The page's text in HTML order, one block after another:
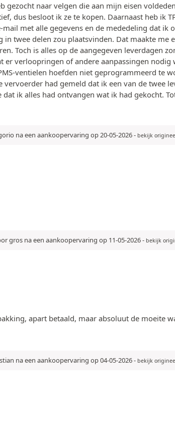
naar velgen die aan mijn eisen
dus besloot ik ze te kopen. Daarnaast heb ik
met alle gegevens en de mededeling dat ik
twee delen zou plaatsvinden. Dat maakte me
Toch is alles op de aangegeven leverdagen
verloopringen of andere aanpassingen nodig
ventielen hoefden niet geprogrammeerd te
had gemeld dat ik een van de twee
ik alles had ontvangen wat ik had gekocht.
na een aankoopervaring op 20-05-2026- bekijk
gros na een aankoopervaring op 11-05-2026- bekijk
apart betaald, maar absoluut de moeite
na een aankoopervaring op 04-05-2026- bekijk